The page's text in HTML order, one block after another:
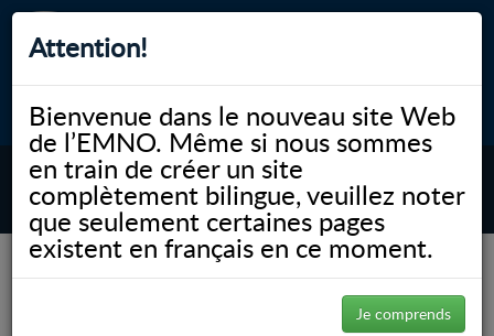
Attention!
Bienvenue dans le nouveau site Web
de l’EMNO. Même si nous sommes
en train de créer un site
complètement bilingue, veuillez noter
que seulement certaines pages
existent en français en ce moment.
Je comprends
myNOSM Accessibilité A- A+ English
MENU
NOSM.ca Uncategorized (Page 9)